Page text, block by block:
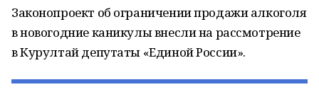
Законопроект об ограничении продажи алкоголя
в новогодние каникулы внесли на рассмотрение
в Курултай депутаты «Единой России».